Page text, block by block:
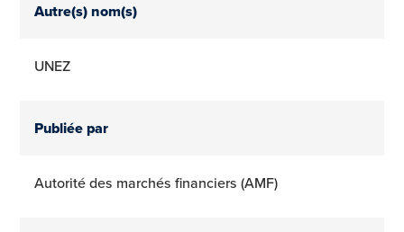
Autre(s) nom(s)
UNEZ
Publiée par
Autorité des marchés financiers (AMF)